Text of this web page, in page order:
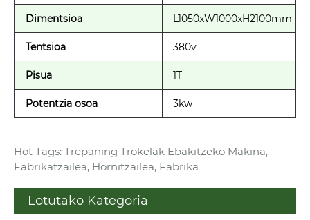
Dimentsioa L1050xW1000xH2100mm
Tentsioa 380v
Pisua 1T
Potentzia osoa 3kw
Hot Tags: Trepaning Trokelak Ebakitzeko Makina,
Fabrikatzailea, Hornitzailea, Fabrika
Lotutako Kategoria